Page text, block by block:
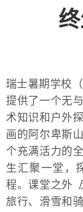
瑞士暑期学校
提供了一个无
术知识和户外
画的阿尔卑斯
个充满活力的
生汇聚一堂，
程。课堂之外
旅行、滑雪和